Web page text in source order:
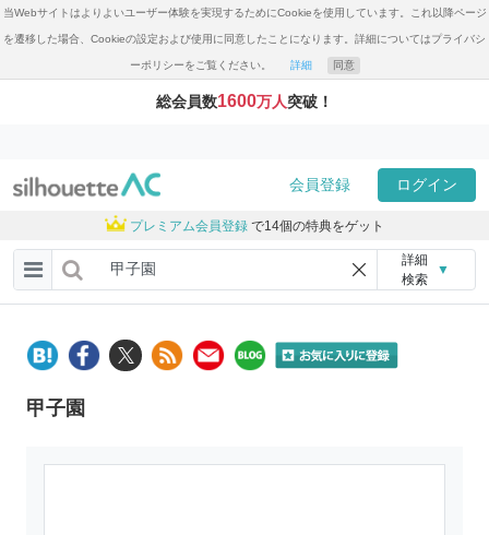
当Webサイトはよりよいユーザー体験を実現するためにCookieを使用しています。これ以降ページ
を遷移した場合、Cookieの設定および使用に同意したことになります。詳細についてはプライバシ
ーポリシーをご覧ください。 詳細 同意
総会員数1600万人突破！
会員登録 ログイン
プレミアム会員登録 で14個の特典をゲット
詳細
検索
▼
甲子園